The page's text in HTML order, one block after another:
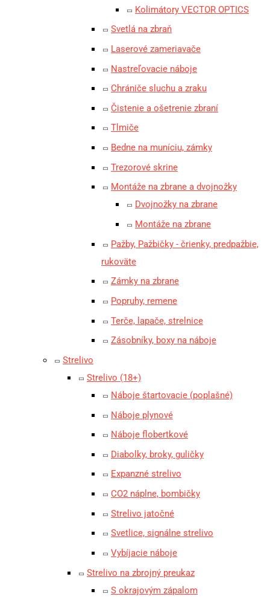
Kolimátory VECTOR OPTICS
Svetlá na zbraň
Laserové zameriavače
Nastreľovacie náboje
Chrániče sluchu a zraku
Čistenie a ošetrenie zbraní
Tlmiče
Bedne na muníciu, zámky
Trezorové skrine
Montáže na zbrane a dvojnožky
Dvojnožky na zbrane
Montáže na zbrane
Pažby, Pažbičky - črienky, predpažbie,
rukoväte
Zámky na zbrane
Popruhy, remene
Terče, lapače, strelnice
Zásobníky, boxy na náboje
Strelivo
Strelivo (18+)
Náboje štartovacie (poplašné)
Náboje plynové
Náboje flobertkové
Diabolky, broky, guličky
Expanzné strelivo
CO2 náplne, bombičky
Strelivo jatočné
Svetlice, signálne strelivo
Vybíjacie náboje
Strelivo na zbrojný preukaz
S okrajovým zápalom